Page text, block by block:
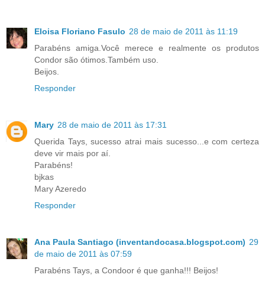
Eloisa Floriano Fasulo 28 de maio de 2011 às 11:19
Parabéns amiga.Você merece e realmente os produtos
Condor são ótimos.Também uso.
Beijos.
Responder
Mary 28 de maio de 2011 às 17:31
Querida Tays, sucesso atrai mais sucesso...e com certeza
deve vir mais por aí.
Parabéns!
bjkas
Mary Azeredo
Responder
Ana Paula Santiago (inventandocasa.blogspot.com) 29
de maio de 2011 às 07:59
Parabéns Tays, a Condoor é que ganha!!! Beijos!